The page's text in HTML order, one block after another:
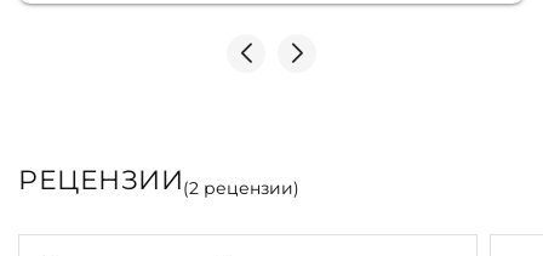
РЕЦЕНЗИИ(2 рецензии)